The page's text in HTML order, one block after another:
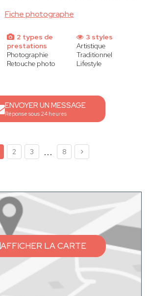
Fiche photographe
2 types de
prestations
Photographie
Retouche photo
3 styles
Artistique
Traditionnel
Lifestyle
ENVOYER UN MESSAGE
Réponse sous 24 heures
2 3 ... 8
AFFICHER LA CARTE